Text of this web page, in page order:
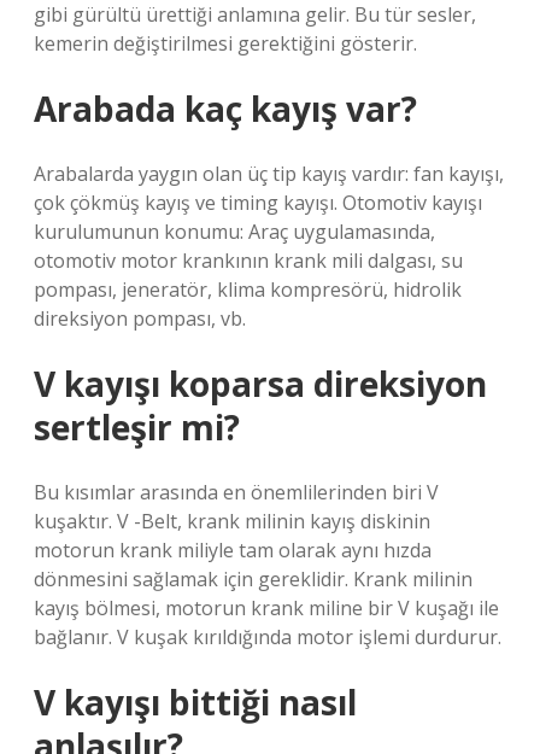
gibi gürültü ürettiği anlamına gelir. Bu tür sesler,
kemerin değiştirilmesi gerektiğini gösterir.
Arabada kaç kayış var?
Arabalarda yaygın olan üç tip kayış vardır: fan kayışı,
çok çökmüş kayış ve timing kayışı. Otomotiv kayışı
kurulumunun konumu: Araç uygulamasında,
otomotiv motor krankının krank mili dalgası, su
pompası, jeneratör, klima kompresörü, hidrolik
direksiyon pompası, vb.
V kayışı koparsa direksiyon
sertleşir mi?
Bu kısımlar arasında en önemlilerinden biri V
kuşaktır. V -Belt, krank milinin kayış diskinin
motorun krank miliyle tam olarak aynı hızda
dönmesini sağlamak için gereklidir. Krank milinin
kayış bölmesi, motorun krank miline bir V kuşağı ile
bağlanır. V kuşak kırıldığında motor işlemi durdurur.
V kayışı bittiği nasıl